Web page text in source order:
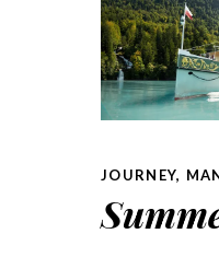
JOURNEY,